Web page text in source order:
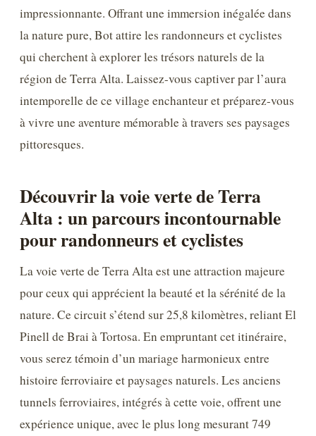
impressionnante. Offrant une immersion inégalée dans
la nature pure, Bot attire les randonneurs et cyclistes
qui cherchent à explorer les trésors naturels de la
région de Terra Alta. Laissez-vous captiver par l’aura
intemporelle de ce village enchanteur et préparez-vous
à vivre une aventure mémorable à travers ses paysages
pittoresques.
Découvrir la voie verte de Terra
Alta : un parcours incontournable
pour randonneurs et cyclistes
La voie verte de Terra Alta est une attraction majeure
pour ceux qui apprécient la beauté et la sérénité de la
nature. Ce circuit s’étend sur 25,8 kilomètres, reliant El
Pinell de Brai à Tortosa. En empruntant cet itinéraire,
vous serez témoin d’un mariage harmonieux entre
histoire ferroviaire et paysages naturels. Les anciens
tunnels ferroviaires, intégrés à cette voie, offrent une
expérience unique, avec le plus long mesurant 749